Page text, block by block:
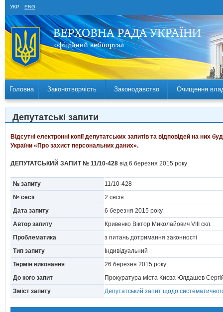
УКР ENG
Головна Законотворчість Законодавство Очищення
Депутатські запити
Відсутні електронні копії депутатських запитів та відповідей на
України «Про захист персональних даних».
ДЕПУТАТСЬКИЙ ЗАПИТ № 11/10-428 від 6 березня 2015 року
№ запиту
11/10-428
№ сесії
2 сесія
Дата запиту
6 березня 2015 року
Автор запиту
Кривенко Віктор Миколайович VIII скл.
Проблематика
з питань дотримання законності
Тип запиту
Індивідуальний
Термін виконання
26 березня 2015 року
До кого запит
Прокуратура міста Києва Юлдашев
Зміст запиту
Депутатський запит щодо